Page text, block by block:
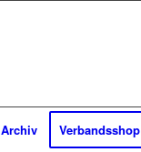
Archiv Verbandsshop